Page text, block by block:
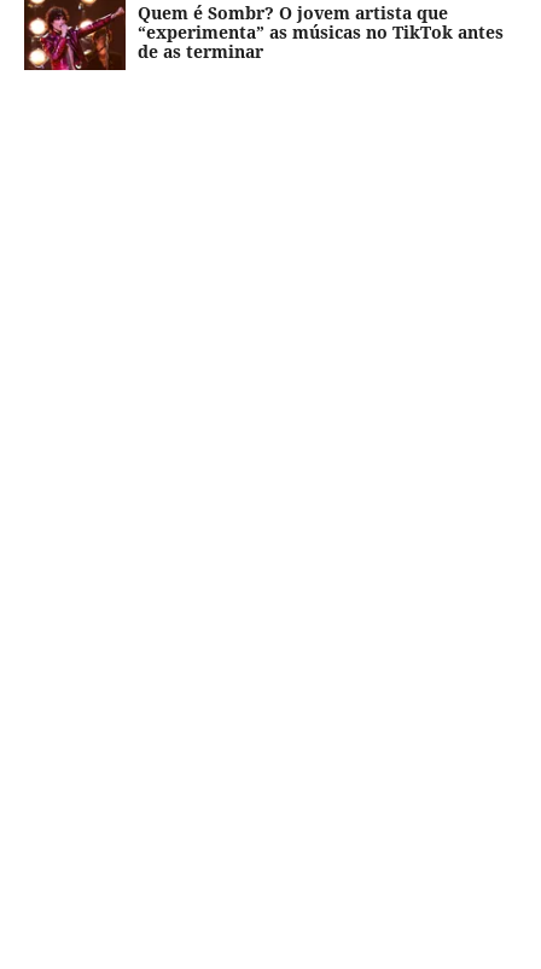
Quem é Sombr? O jovem artista que
“experimenta” as músicas no TikTok antes
de as terminar